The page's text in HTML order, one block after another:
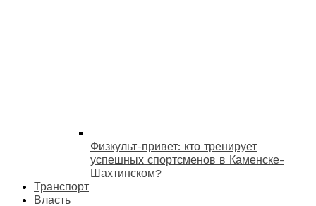
Физкульт-привет: кто тренирует
успешных спортсменов в Каменске-
Шахтинском?
Транспорт
Власть